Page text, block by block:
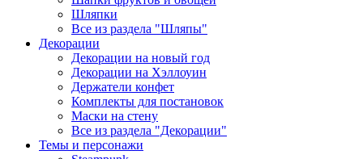
Шляпки
Все из раздела "Шляпы"
Декорации
Декорации на новый год
Декорации на Хэллоуин
Держатели конфет
Комплекты для постановок
Маски на стену
Все из раздела "Декорации"
Темы и персонажи